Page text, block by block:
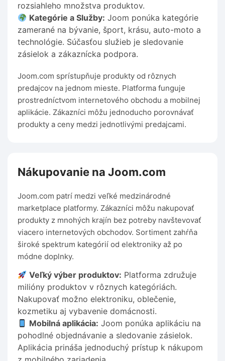
rozsiahleho množstva produktov.
Kategórie a Služby: Joom ponúka kategórie
zamerané na bývanie, šport, krásu, auto-moto a
technológie. Súčasťou služieb je sledovanie
zásielok a zákaznícka podpora.
Joom.com sprístupňuje produkty od rôznych
predajcov na jednom mieste. Platforma funguje
prostredníctvom internetového obchodu a mobilnej
aplikácie. Zákazníci môžu jednoducho porovnávať
produkty a ceny medzi jednotlivými predajcami.
Nákupovanie na Joom.com
Joom.com patrí medzi veľké medzinárodné
marketplace platformy. Zákazníci môžu nakupovať
produkty z mnohých krajín bez potreby navštevovať
viacero internetových obchodov. Sortiment zahŕňa
široké spektrum kategórií od elektroniky až po
módne doplnky.
Veľký výber produktov: Platforma združuje
milióny produktov v rôznych kategóriách.
Nakupovať možno elektroniku, oblečenie,
kozmetiku aj vybavenie domácnosti.
Mobilná aplikácia: Joom ponúka aplikáciu na
pohodlné objednávanie a sledovanie zásielok.
Aplikácia prináša jednoduchý prístup k nákupom